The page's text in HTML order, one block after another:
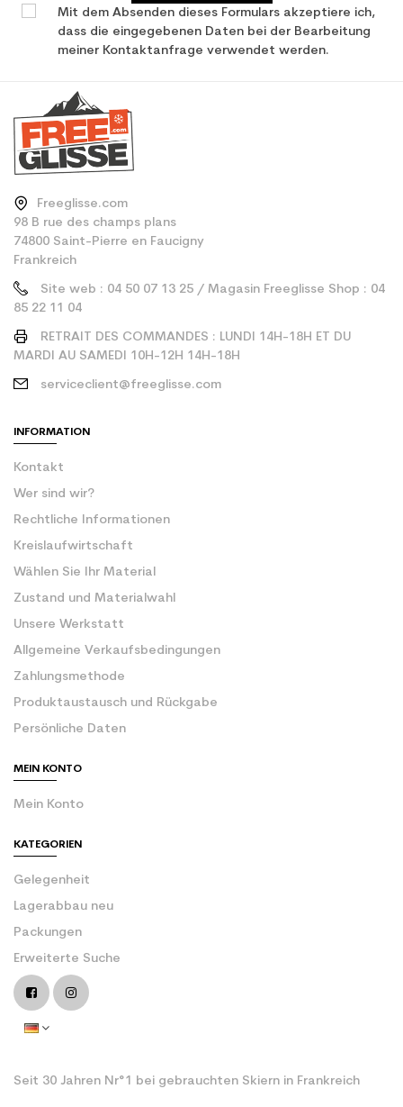
Mit dem Absenden dieses Formulars akzeptiere ich,
dass die eingegebenen Daten bei der Bearbeitung
meiner Kontaktanfrage verwendet werden.
Freeglisse.com
98 B rue des champs plans
74800 Saint-Pierre en Faucigny
Frankreich
Site web : 04 50 07 13 25 / Magasin Freeglisse Shop : 04
85 22 11 04
RETRAIT DES COMMANDES : LUNDI 14H-18H ET DU
MARDI AU SAMEDI 10H-12H 14H-18H
serviceclient@freeglisse.com
INFORMATION
Kontakt
Wer sind wir?
Rechtliche Informationen
Kreislaufwirtschaft
Wählen Sie Ihr Material
Zustand und Materialwahl
Unsere Werkstatt
Allgemeine Verkaufsbedingungen
Zahlungsmethode
Produktaustausch und Rückgabe
Persönliche Daten
MEIN KONTO
Mein Konto
KATEGORIEN
Gelegenheit
Lagerabbau neu
Packungen
Erweiterte Suche
Seit 30 Jahren Nr°1 bei gebrauchten Skiern in Frankreich